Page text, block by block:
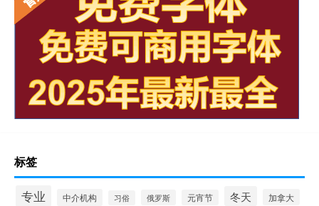
标签
专业 中介机构 习俗 俄罗斯 元宵节 冬天 加拿大